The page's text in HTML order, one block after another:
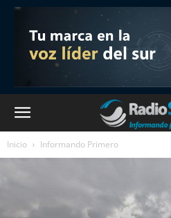
Inicio Informando Primero